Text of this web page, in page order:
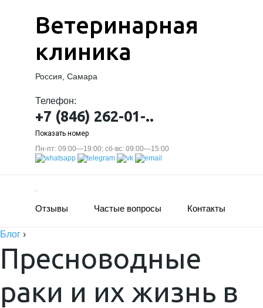
Ветеринарная
клиника
Россия, Самара
Телефон:
+7 (846) 262-01-..
Показать номер
Пн-пт: 09:00—19:00; сб-вс: 09:00—15:00
Отзывы Частые вопросы Контакты
Блог ›
Пресноводные
раки и их жизнь в